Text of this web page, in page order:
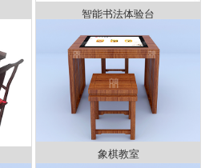
智能书法体验台
象棋教室